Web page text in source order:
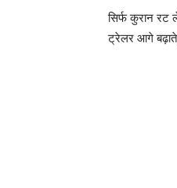
सिर्फ कुरान
ट्रेलर आगे बढ़ाते